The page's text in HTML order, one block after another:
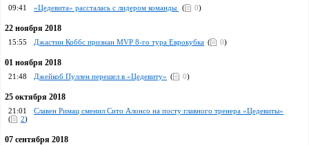
09:41 «Цедевита» рассталась с лидером команды ( 0)
22 ноября 2018
15:55 Джастин Коббс признан MVP 8-го тура Еврокубка ( 0)
01 ноября 2018
21:48 Джейкоб Пуллен перешел в «Цедевиту» ( 0)
25 октября 2018
21:01
Славен Римац сменил Сито Алонсо на посту главного тренера «Цедевиты»
(
2)
07 сентября 2018